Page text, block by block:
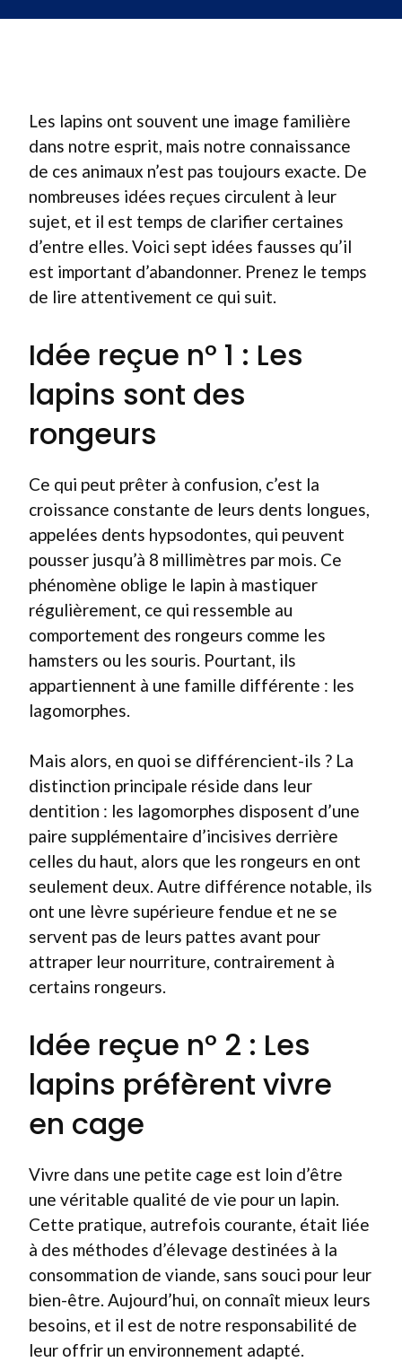
Les lapins ont souvent une image familière
dans notre esprit, mais notre connaissance
de ces animaux n’est pas toujours exacte. De
nombreuses idées reçues circulent à leur
sujet, et il est temps de clarifier certaines
d’entre elles. Voici sept idées fausses qu’il
est important d’abandonner. Prenez le temps
de lire attentivement ce qui suit.
Idée reçue n° 1 : Les
lapins sont des
rongeurs
Ce qui peut prêter à confusion, c’est la
croissance constante de leurs dents longues,
appelées dents hypsodontes, qui peuvent
pousser jusqu’à 8 millimètres par mois. Ce
phénomène oblige le lapin à mastiquer
régulièrement, ce qui ressemble au
comportement des rongeurs comme les
hamsters ou les souris. Pourtant, ils
appartiennent à une famille différente : les
lagomorphes.
Mais alors, en quoi se différencient-ils ? La
distinction principale réside dans leur
dentition : les lagomorphes disposent d’une
paire supplémentaire d’incisives derrière
celles du haut, alors que les rongeurs en ont
seulement deux. Autre différence notable, ils
ont une lèvre supérieure fendue et ne se
servent pas de leurs pattes avant pour
attraper leur nourriture, contrairement à
certains rongeurs.
Idée reçue n° 2 : Les
lapins préfèrent vivre
en cage
Vivre dans une petite cage est loin d’être
une véritable qualité de vie pour un lapin.
Cette pratique, autrefois courante, était liée
à des méthodes d’élevage destinées à la
consommation de viande, sans souci pour leur
bien-être. Aujourd’hui, on connaît mieux leurs
besoins, et il est de notre responsabilité de
leur offrir un environnement adapté.